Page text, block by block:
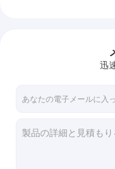
真珠の自由な紫色50micron
業火の自由な重合体のデ
1.52*58mのMPI 1105への青および白いパターン デ
壊れたガラス ポリ塩化ビニールの
迅